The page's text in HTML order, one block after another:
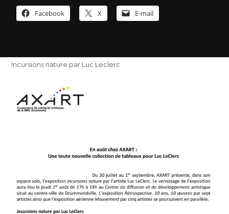
Facebook
X E-mail
Incursions nature par Luc Leclerc